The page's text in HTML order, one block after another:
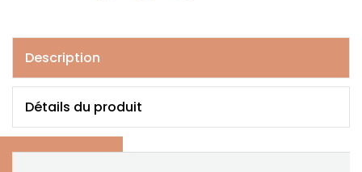
Description
Détails du produit